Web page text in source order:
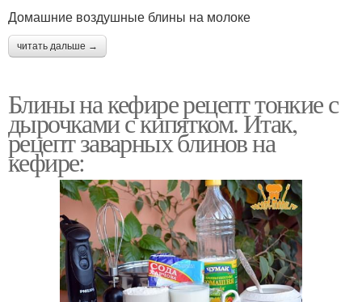
Домашние воздушные блины на молоке
читать дальше →
Блины на кефире рецепт тонкие с
дырочками с кипятком. Итак,
рецепт заварных блинов на
кефире: